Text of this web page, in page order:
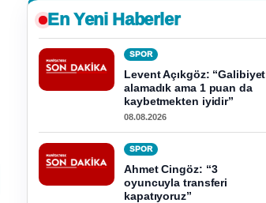
En Yeni Haberler
SPOR
Levent Açıkgöz: “Galibiyet
alamadık ama 1 puan da
kaybetmekten iyidir”
08.08.2026
SPOR
Ahmet Cingöz: “3
oyuncuyla transferi
kapatıyoruz”